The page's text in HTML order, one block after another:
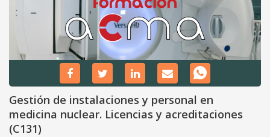
Gestión de instalaciones y personal en
medicina nuclear. Licencias y acreditaciones
(C131)